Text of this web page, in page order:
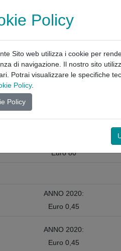
CONTRIBUTO FISSO 2020:
+
CONTRIBUTO VARIABILE 2020:
Euro 45
per ogni dipendente e collaboratore
CONTRIBUTO FISSO 2020:
Euro 500
Euro 80
ANNO 2020:
Euro 0,45
ANNO 2020:
Euro 0,45
Policy
Sito web utilizza i cookie per
di navigazione. Il nostro sito
Potrai visualizzare le specifiche
Policy.
Policy